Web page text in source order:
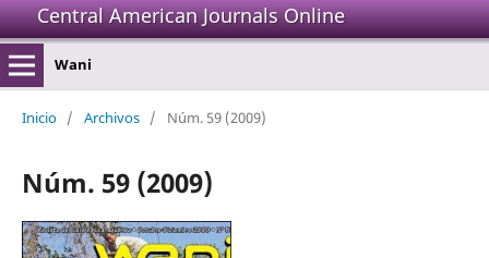
Central American Journals Online
Wani
Inicio / Archivos / Núm. 59 (2009)
Núm. 59 (2009)